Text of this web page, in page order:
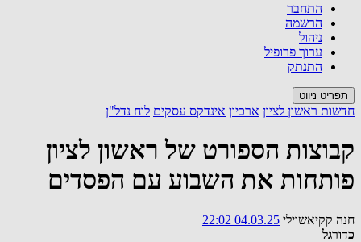
התחבר
הרשמה
ניהול
ערוך פרופיל
התנתק
תפריט ניווט
חדשות ראשון לציון ארכיון אינדקס עסקים לוח נדל"ן
קבוצות הספורט של ראשון לציון
פותחות את השבוע עם הפסדים
חנה קקיאשוילי 04.03.25 22:02
כדורגל